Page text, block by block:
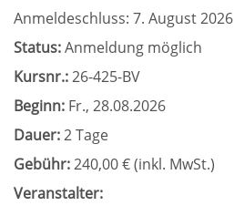
Anmeldeschluss: 7. August 2026
Status:Anmeldung möglich
Kursnr.:26-425-BV
Beginn: Fr., 28.08.2026
Dauer:2 Tage
Gebühr:240,00 € (inkl. MwSt.)
Veranstalter: